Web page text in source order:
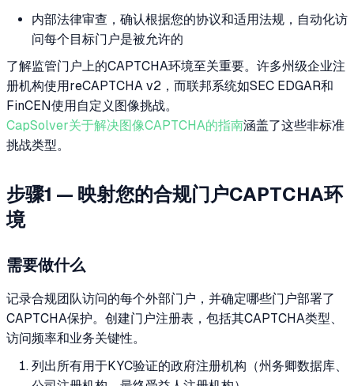
内部法律审查，确认根据您的协议和适用法规，自动化访
问每个目标门户是被允许的
了解监管门户上的CAPTCHA环境至关重要。许多州级企业注
册机构使用reCAPTCHA v2，而联邦系统如SEC EDGAR和
FinCEN使用自定义图像挑战。
CapSolver关于解决图像CAPTCHA的指南涵盖了这些非标准
挑战类型。
步骤1 — 映射您的合规门户CAPTCHA环
境
需要做什么
记录合规团队访问的每个外部门户，并确定哪些门户部署了
CAPTCHA保护。创建门户注册表，包括其CAPTCHA类型、
访问频率和业务关键性。
列出所有用于KYC验证的政府注册机构（州务卿数据库、